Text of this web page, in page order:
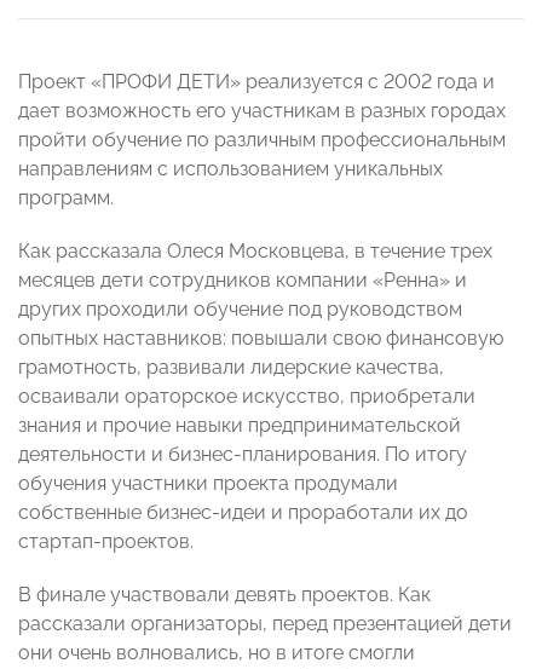
Проект «ПРОФИ ДЕТИ» реализуется с 2002 года и
дает возможность его участникам в разных городах
пройти обучение по различным профессиональным
направлениям с использованием уникальных
программ.
Как рассказала Олеся Московцева, в течение трех
месяцев дети сотрудников компании «Ренна» и
других проходили обучение под руководством
опытных наставников: повышали свою финансовую
грамотность, развивали лидерские качества,
осваивали ораторское искусство, приобретали
знания и прочие навыки предпринимательской
деятельности и бизнес-планирования. По итогу
обучения участники проекта продумали
собственные бизнес-идеи и проработали их до
стартап-проектов.
В финале участвовали девять проектов. Как
рассказали организаторы, перед презентацией дети
они очень волновались, но в итоге смогли